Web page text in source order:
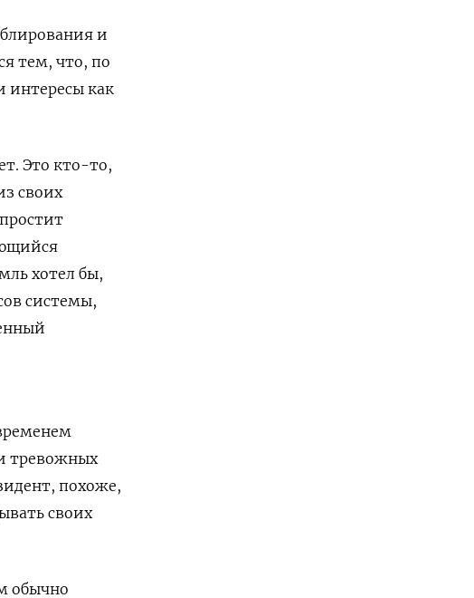
и
тем, что, по
интересы как
Это кто-то,
своих
хотел бы,
системы,
тревожных
похоже,
своих
обычно